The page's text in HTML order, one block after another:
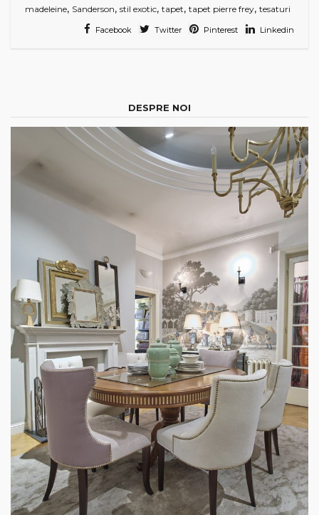
madeleine, Sanderson, stil exotic, tapet, tapet pierre frey, tesaturi
Facebook Twitter Pinterest Linkedin
DESPRE NOI